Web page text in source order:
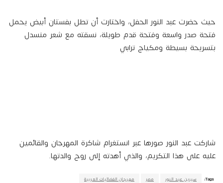
حيث حضرت عبد النور الحفل، واختارت أن تطل بفستان أبيض يحمل
فتحة صدر واسعة وفتحة قدم طويلة، نسقته مع شعر منسدل
بتسريحة بسيطة ومكياج ترابي
شاركت عبد النور صورها عبر انستغرام شاكرة المهرجان والقائمين
عليه على هذا التكريم، والذي أهدته إلى روح والدتها.
Tags: سيرين عبد النور مصر مهرجان الفضائيات العربية